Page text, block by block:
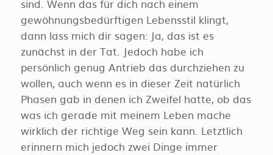
sind. Wenn das für dich nach einem
gewöhnungsbedürftigen Lebensstil klingt,
dann lass mich dir sagen: Ja, das ist es
zunächst in der Tat. Jedoch habe ich
persönlich genug Antrieb das durchziehen zu
wollen, auch wenn es in dieser Zeit natürlich
Phasen gab in denen ich Zweifel hatte, ob das
was ich gerade mit meinem Leben mache
wirklich der richtige Weg sein kann. Letztlich
erinnern mich jedoch zwei Dinge immer